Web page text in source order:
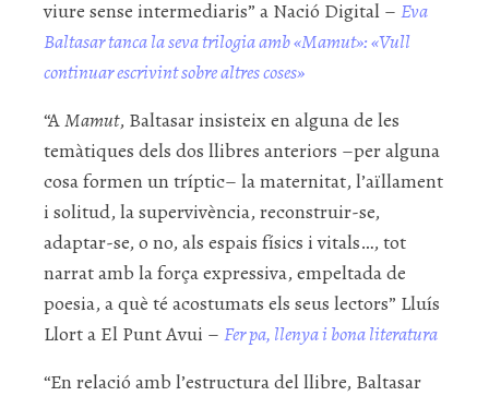
viure sense intermediaris” a Nació Digital – Eva
Baltasar tanca la seva trilogia amb «Mamut»: «Vull
continuar escrivint sobre altres coses»
“AMamut, Baltasar insisteix en alguna de les
temàtiques dels dos llibres anteriors –per alguna
cosa formen un tríptic– la maternitat, l’aïllament
i solitud, la supervivència, reconstruir-se,
adaptar-se, o no, als espais físics i vitals…, tot
narrat amb la força expressiva, empeltada de
poesia, a què té acostumats els seus lectors” Lluís
Llort a El Punt Avui – Fer pa, llenya i bona literatura
“En relació amb l’estructura del llibre, Baltasar